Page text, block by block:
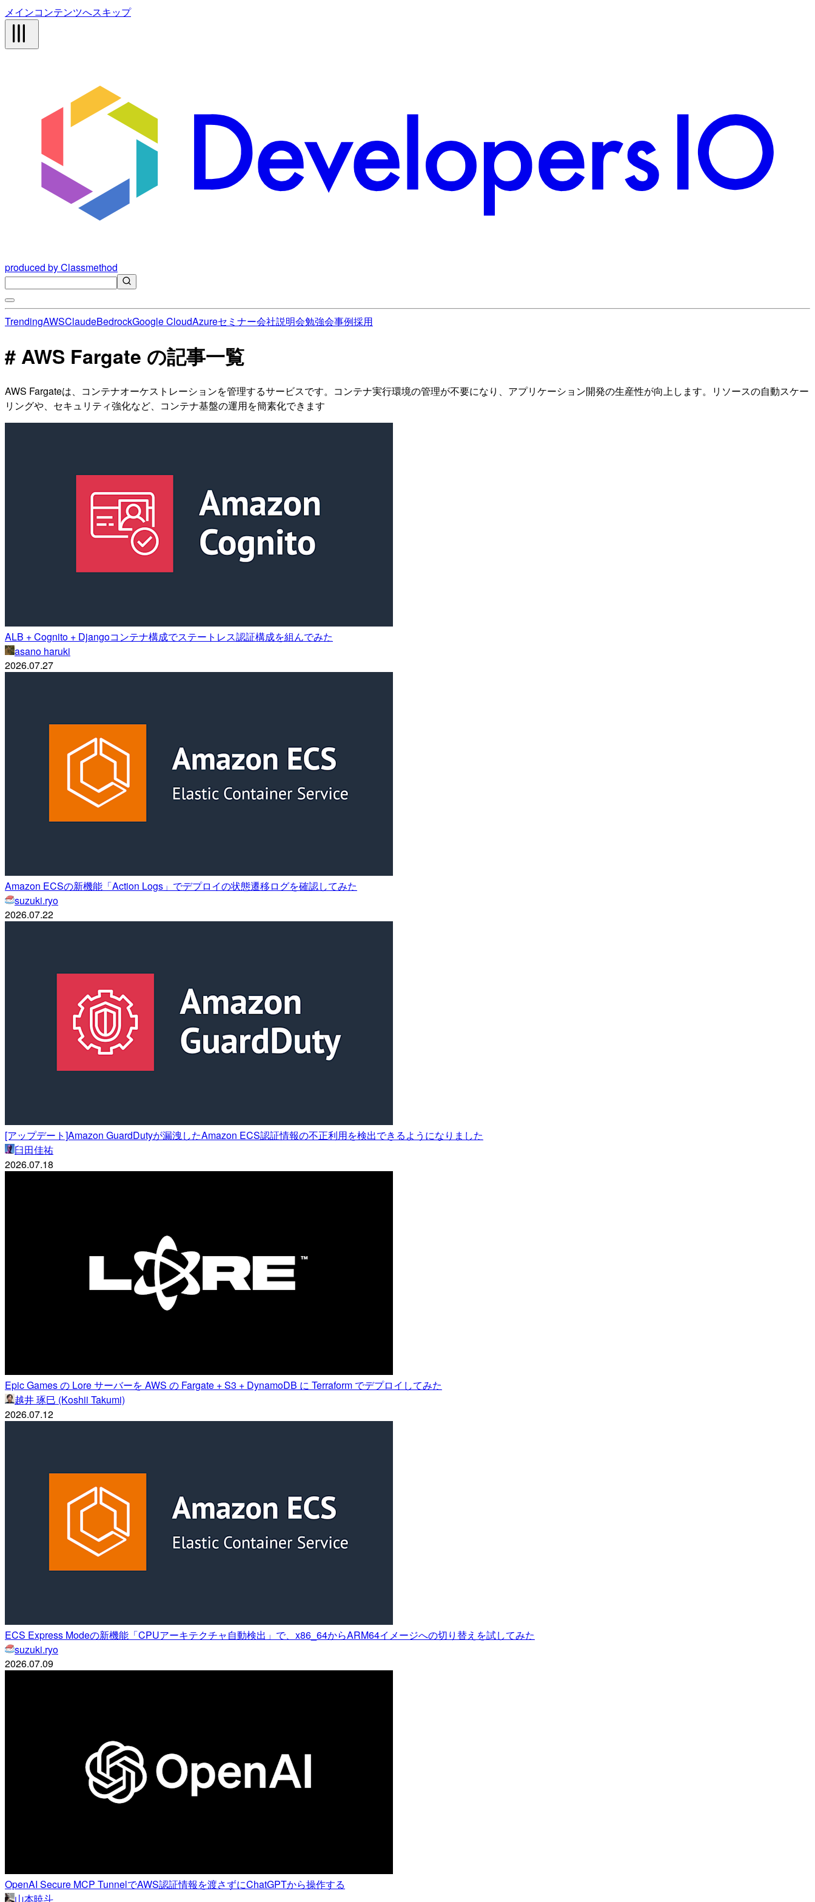
メインコンテンツへスキップ
produced by Classmethod
TrendingAWSClaudeBedrockGoogle CloudAzureセミナー会社説明会勉強会事例採用
# AWS Fargate の記事一覧
AWS Fargateは、コンテナオーケストレーションを管理するサービスです。コンテナ実行環境の管理が不要になり、アプリケーション開発の生産性が向上します。リソースの自動スケー
リングや、セキュリティ強化など、コンテナ基盤の運用を簡素化できます
ALB + Cognito + Djangoコンテナ構成でステートレス認証構成を組んでみた
asano haruki
2026.07.27
Amazon ECSの新機能「Action Logs」でデプロイの状態遷移ログを確認してみた
suzuki.ryo
2026.07.22
[アップデート]Amazon GuardDutyが漏洩したAmazon ECS認証情報の不正利用を検出できるようになりました
臼田佳祐
2026.07.18
Epic Games の Lore サーバーを AWS の Fargate + S3 + DynamoDB に Terraform でデプロイしてみた
越井 琢巳 (Koshii Takumi)
2026.07.12
ECS Express Modeの新機能「CPUアーキテクチャ自動検出」で、x86_64からARM64イメージへの切り替えを試してみた
suzuki.ryo
2026.07.09
OpenAI Secure MCP TunnelでAWS認証情報を渡さずにChatGPTから操作する
山本暁斗